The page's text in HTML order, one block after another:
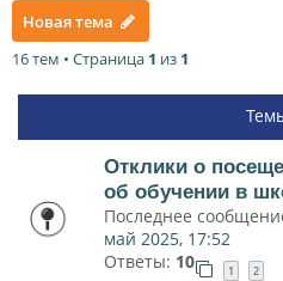
Новая тема
16 тем • Страница 1 из 1
Отклики о
об обучении в
Последнее
май 2025, 17:52
Ответы: 10 1 2